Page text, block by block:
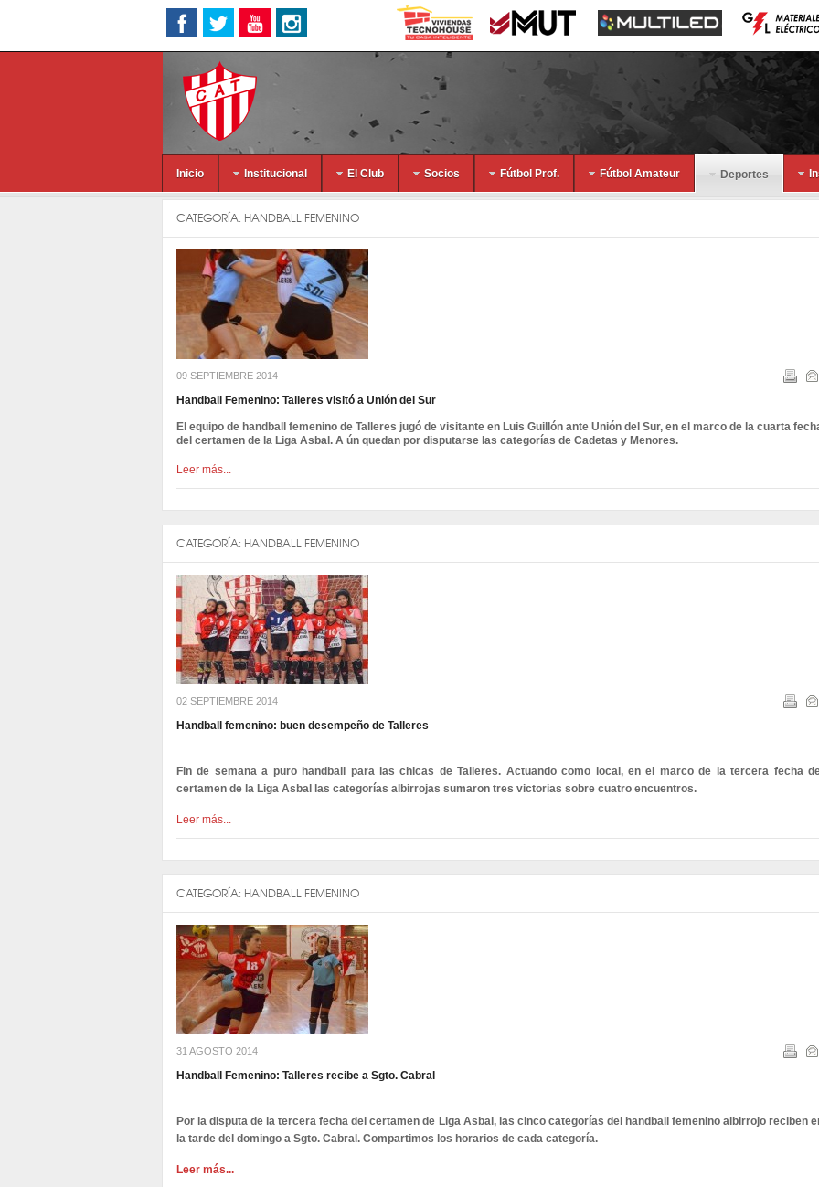
Inicio Institucional El Club Socios Fútbol Prof. Fútbol Amateur Deportes
CATEGORÍA: HANDBALL FEMENINO
09 SEPTIEMBRE 2014
Handball Femenino: Talleres visitó a Unión del Sur
El equipo de handball femenino de Talleres jugó de visitante en Luis Guillón ante Unión del Sur, en el marco de la cuarta
del certamen de la Liga Asbal. A ún quedan por disputarse las categorías de Cadetas y Menores.
Leer más...
CATEGORÍA: HANDBALL FEMENINO
02 SEPTIEMBRE 2014
Handball femenino: buen desempeño de Talleres
Fin de semana a puro handball para las chicas de Talleres. Actuando como local, en el marco de la tercera fecha
certamen de la Liga Asbal las categorías albirrojas sumaron tres victorias sobre cuatro encuentros.
Leer más...
CATEGORÍA: HANDBALL FEMENINO
31 AGOSTO 2014
Handball Femenino: Talleres recibe a Sgto. Cabral
Por la disputa de la tercera fecha del certamen de Liga Asbal, las cinco categorías del handball femenino albirrojo reciben
la tarde del domingo a Sgto. Cabral. Compartimos los horarios de cada categoría.
Leer más...